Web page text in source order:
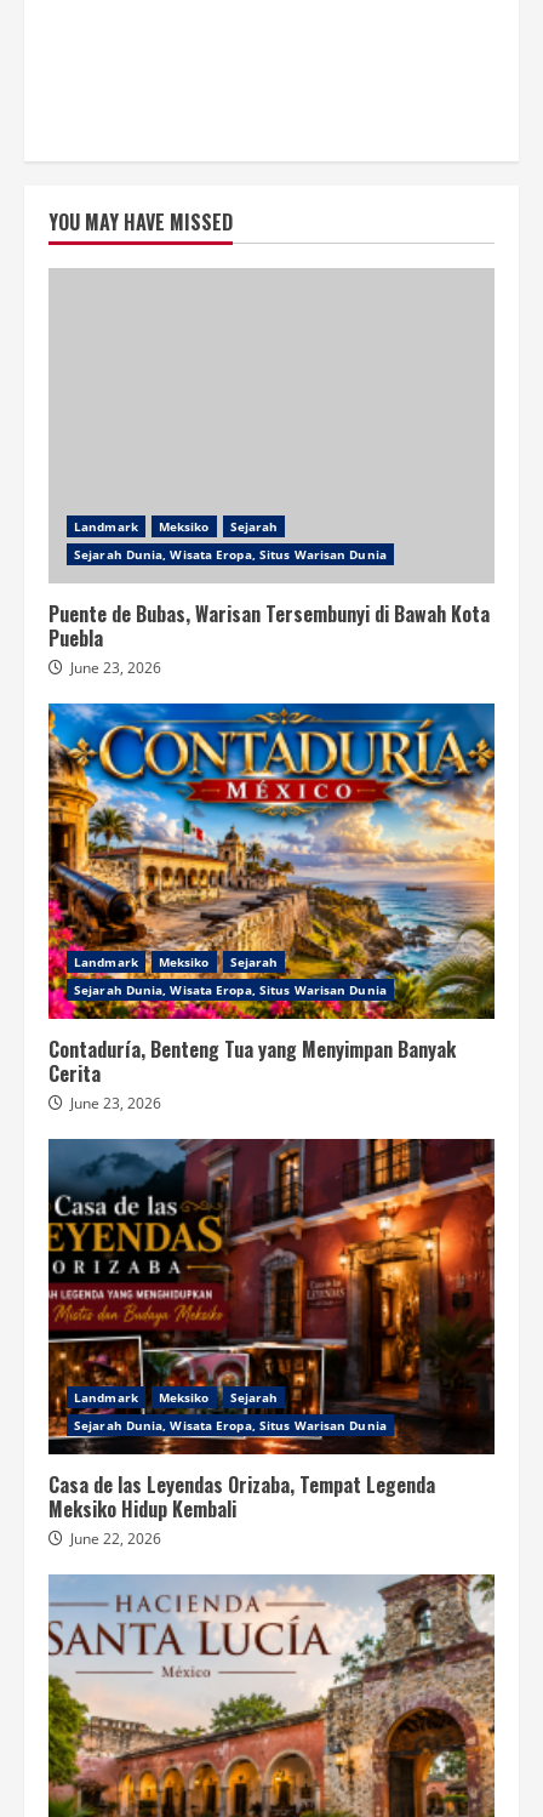
YOU MAY HAVE MISSED
Landmark Meksiko
Sejarah
Sejarah Dunia, Wisata Eropa, Situs Warisan Dunia
Puente de Bubas, Warisan Tersembunyi di Bawah Kota
Puebla
June 23, 2026
Landmark Meksiko
Sejarah
Sejarah Dunia, Wisata Eropa, Situs Warisan Dunia
Contaduría, Benteng Tua yang Menyimpan Banyak
Cerita
June 23, 2026
Landmark Meksiko
Sejarah
Sejarah Dunia, Wisata Eropa, Situs Warisan Dunia
Casa de las Leyendas Orizaba, Tempat Legenda
Meksiko Hidup Kembali
June 22, 2026